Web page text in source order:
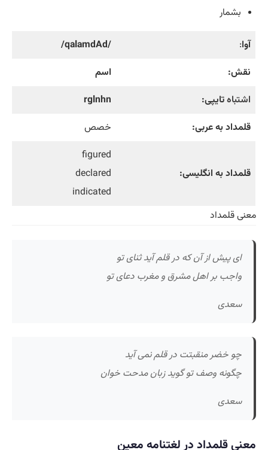
بشمار
آوا:
/qalamdAd/
نقش:
اسم
اشتباهتایپی:
rglnhn
قلمداد به عربی:
خصص
قلمداد به انگلیسی:
figured
declared
indicated
معنی قلمداد
ای پیش از آن که در قلم آید ثنای تو
واجب بر اهل مشرق و مغرب دعای تو
سعدی
چو خضر منقبتت در قلم نمی آید
چگونه وصف تو گوید زبان مدحت خوان
سعدی
معنی قلمداد در لغتنامه معین